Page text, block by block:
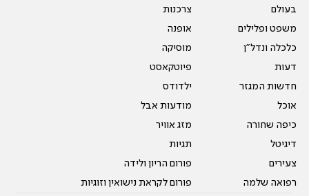
בעולם
משפט ופלילים
כלכלה ונדל"ן
דעות
חדשות המגזר
אוכל
כיפה שחורה
דיגיטל
צעירים
רפואה שלמה
צרכנות
אופנה
מוסיקה
פיוטקאסט
ילדודס
מודעות אבל
מזג אוויר
תגיות
פורום הריון ולידה
פורום לקראת נישואין וזוגיות